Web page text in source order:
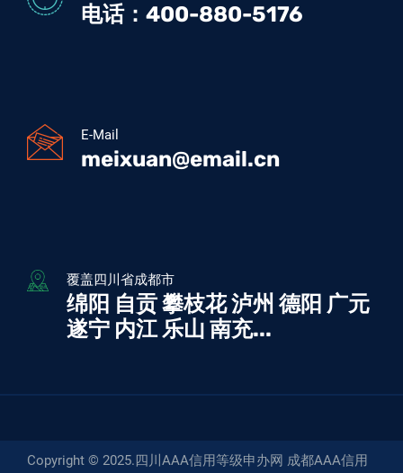
电话： 400-880-5176
E-Mail
meixuan@email.cn
覆盖四川省成都市
绵阳 自贡 攀枝花 泸州 德阳 广元
遂宁 内江 乐山 南充...
Copyright © 2025.四川AAA信用等级申办网 成都AAA信用